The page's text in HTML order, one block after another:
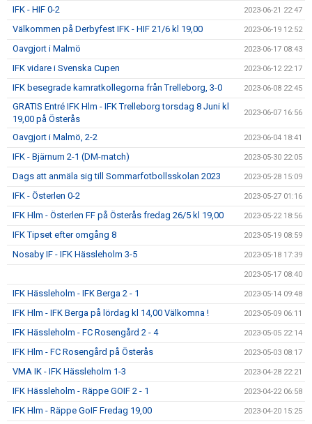
IFK - HIF 0-2 2023-06-21 22:47
Välkommen på Derbyfest IFK - HIF 21/6 kl 19,00 2023-06-19 12:52
Oavgjort i Malmö 2023-06-17 08:43
IFK vidare i Svenska Cupen 2023-06-12 22:17
IFK besegrade kamratkollegorna från Trelleborg, 3-0 2023-06-08 22:45
GRATIS Entré IFK Hlm - IFK Trelleborg torsdag 8 Juni kl
19,00 på Österås
2023-06-07 16:56
Oavgjort i Malmö, 2-2 2023-06-04 18:41
IFK - Bjärnum 2-1 (DM-match) 2023-05-30 22:05
Dags att anmäla sig till Sommarfotbollsskolan 2023 2023-05-28 15:09
IFK - Österlen 0-2 2023-05-27 01:16
IFK Hlm - Österlen FF på Österås fredag 26/5 kl 19,00 2023-05-22 18:56
IFK Tipset efter omgång 8 2023-05-19 08:59
Nosaby IF - IFK Hässleholm 3-5 2023-05-18 17:39
2023-05-17 08:40
IFK Hässleholm - IFK Berga 2 - 1 2023-05-14 09:48
IFK Hlm - IFK Berga på lördag kl 14,00 Välkomna ! 2023-05-09 06:11
IFK Hässleholm - FC Rosengård 2 - 4 2023-05-05 22:14
IFK Hlm - FC Rosengård på Österås 2023-05-03 08:17
VMA IK - IFK Hässleholm 1-3 2023-04-28 22:21
IFK Hässleholm - Räppe GOIF 2 - 1 2023-04-22 06:58
IFK Hlm - Räppe GoIF Fredag 19,00 2023-04-20 15:25